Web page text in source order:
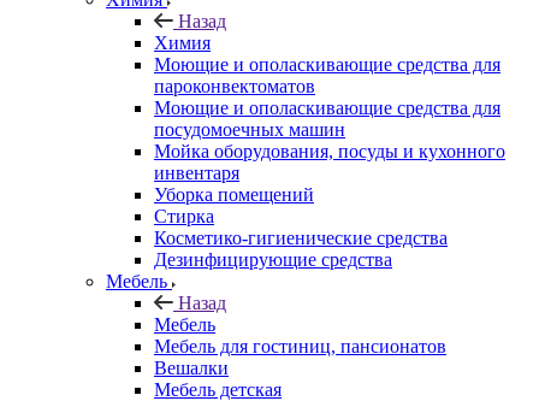
Назад
Химия
Моющие и ополаскивающие средства для
пароконвектоматов
Моющие и ополаскивающие средства для
посудомоечных машин
Мойка оборудования, посуды и кухонного
инвентаря
Уборка помещений
Стирка
Косметико-гигиенические средства
Дезинфицирующие средства
Мебель
Назад
Мебель
Мебель для гостиниц, пансионатов
Вешалки
Мебель детская